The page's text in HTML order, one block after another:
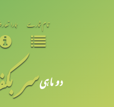
تمام شمارے ہمارا
دو ماہیسر